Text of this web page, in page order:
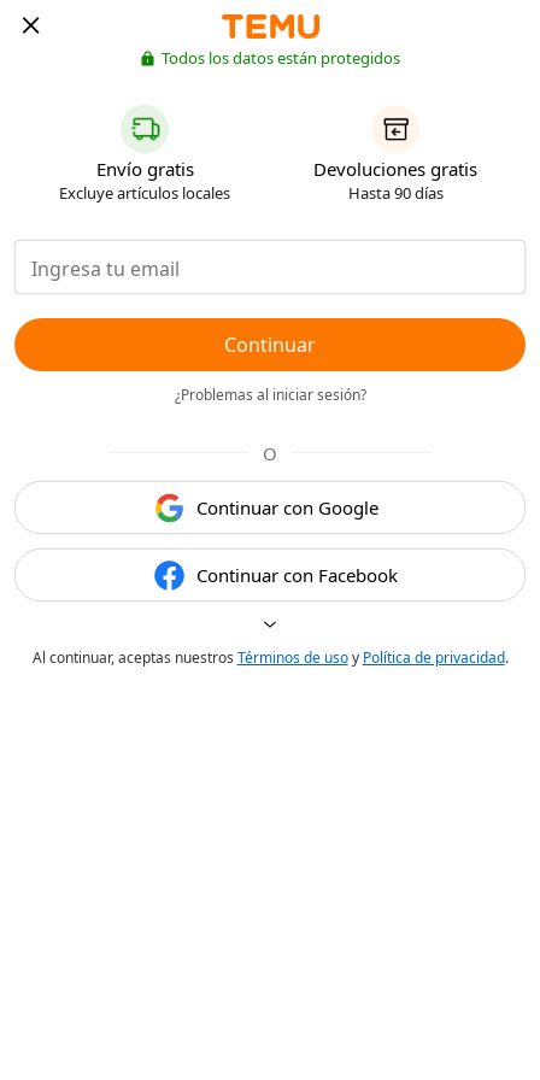
Todos los datos están protegidos
Envío gratis
Excluye artículos locales
Devoluciones gratis
Hasta 90 días
Continuar
¿Problemas al iniciar sesión?
O
Continuar con Google
Continuar con Facebook
Al continuar, aceptas nuestros Términos de usoy Política de privacidad.